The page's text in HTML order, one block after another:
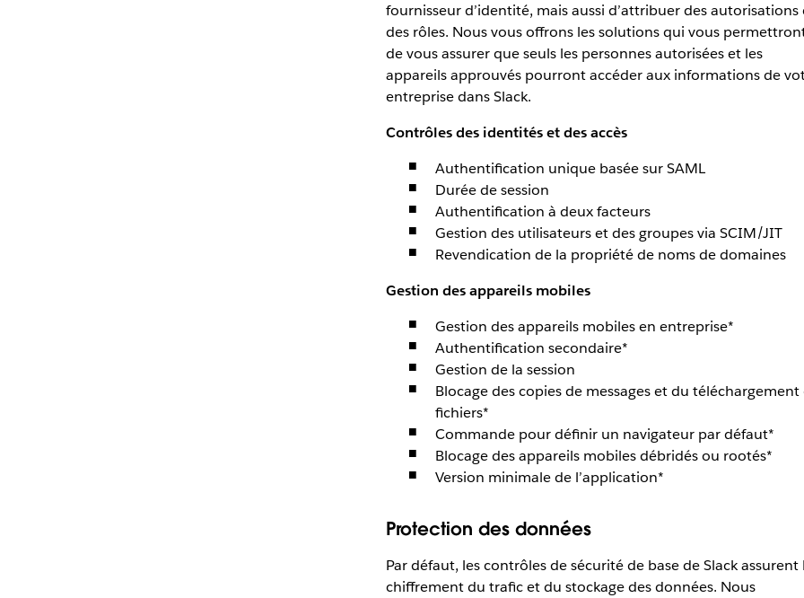
fournisseur d’identité, mais aussi d’attribuer des autorisations
des rôles. Nous vous offrons les solutions qui vous
de vous assurer que seuls les personnes autorisées et les
appareils approuvés pourront accéder aux informations de
entreprise dans Slack.
Contrôles des identités et des accès
Authentification unique basée sur SAML
Durée de session
Authentification à deux facteurs
Gestion des utilisateurs et des groupes via SCIM/JIT
Revendication de la propriété de noms de domaines
Gestion des appareils mobiles
Gestion des appareils mobiles en entreprise*
Authentification secondaire*
Gestion de la session
Blocage des copies de messages et du téléchargement
fichiers*
Commande pour définir un navigateur par défaut*
Blocage des appareils mobiles débridés ou rootés*
Version minimale de l’application*
Protection des données
Par défaut, les contrôles de sécurité de base de Slack assurent
chiffrement du trafic et du stockage des données. Nous